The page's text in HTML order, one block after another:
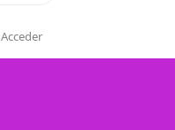
Acceder